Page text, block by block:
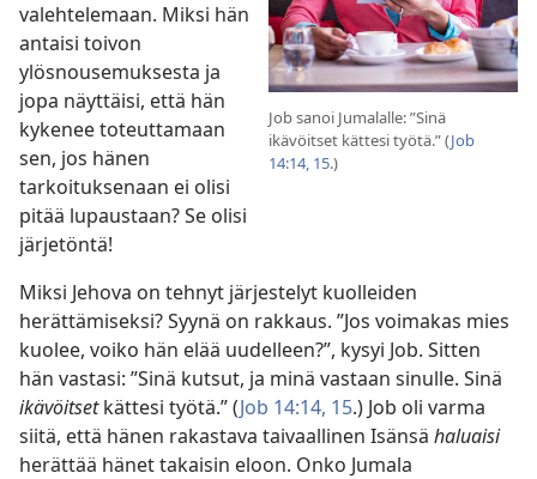
Job sanoi Jumalalle: ”Sinä
ikävöitset kättesi työtä.” (Job
14:14, 15.)
valehtelemaan. Miksi hän
antaisi toivon
ylösnousemuksesta ja
jopa näyttäisi, että hän
kykenee toteuttamaan
sen, jos hänen
tarkoituksenaan ei olisi
pitää lupaustaan? Se olisi
järjetöntä!
Miksi Jehova on tehnyt järjestelyt kuolleiden
herättämiseksi? Syynä on rakkaus. ”Jos voimakas mies
kuolee, voiko hän elää uudelleen?”, kysyi Job. Sitten
hän vastasi: ”Sinä kutsut, ja minä vastaan sinulle. Sinä
ikävöitsetkättesi työtä.” (Job 14:14, 15.) Job oli varma
siitä, että hänen rakastava taivaallinen Isänsä haluaisi
herättää hänet takaisin eloon. Onko Jumala